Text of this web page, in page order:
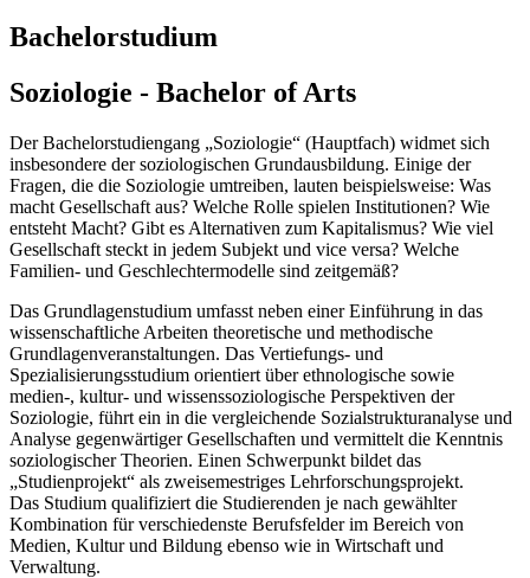
Bachelorstudium
Soziologie - Bachelor of Arts
Der Bachelorstudiengang „Soziologie“ (Hauptfach) widmet sich
insbesondere der soziologischen Grundausbildung. Einige der
Fragen, die die Soziologie umtreiben, lauten beispielsweise: Was
macht Gesellschaft aus? Welche Rolle spielen Institutionen? Wie
entsteht Macht? Gibt es Alternativen zum Kapitalismus? Wie viel
Gesellschaft steckt in jedem Subjekt und vice versa? Welche
Familien- und Geschlechtermodelle sind zeitgemäß?
Das Grundlagenstudium umfasst neben einer Einführung in das
wissenschaftliche Arbeiten theoretische und methodische
Grundlagenveranstaltungen. Das Vertiefungs- und
Spezialisierungsstudium orientiert über ethnologische sowie
medien-, kultur- und wissenssoziologische Perspektiven der
Soziologie, führt ein in die vergleichende Sozialstrukturanalyse und
Analyse gegenwärtiger Gesellschaften und vermittelt die Kenntnis
soziologischer Theorien. Einen Schwerpunkt bildet das
„Studienprojekt“ als zweisemestriges Lehrforschungsprojekt.
Das Studium qualifiziert die Studierenden je nach gewählter
Kombination für verschiedenste Berufsfelder im Bereich von
Medien, Kultur und Bildung ebenso wie in Wirtschaft und
Verwaltung.